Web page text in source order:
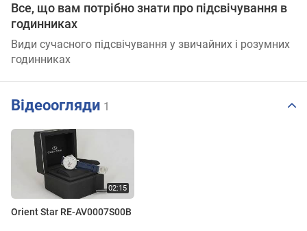
Все, що вам потрібно знати про підсвічування в
годинниках
Види сучасного підсвічування у звичайних і розумних
годинниках
Відеоогляди 1
Orient Star RE-AV0007S00B